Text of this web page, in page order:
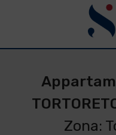
Zona: